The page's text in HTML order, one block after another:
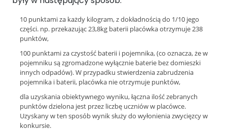
10 punktami za każdy kilogram, z dokładnością do 1/10 jego
części. np. przekazując 23,8kg baterii placówka otrzymuje 238
punktów,
100 punktami za czystość baterii i pojemnika, (co oznacza, że w
pojemniku są zgromadzone wyłącznie baterie bez domieszki
innych odpadów). W przypadku stwierdzenia zabrudzenia
pojemnika i baterii, placówka nie otrzymuje punktów,
dla uzyskania obiektywnego wyniku, łączna ilość zebranych
punktów dzielona jest przez liczbę uczniów w placówce.
Uzyskany w ten sposób wynik służy do wyłonienia zwycięzcy w
konkursie.